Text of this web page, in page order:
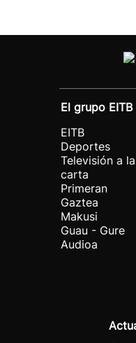
El grupo EITB
EITB
Deportes
Televisión a la
carta
Primeran
Gaztea
Makusi
Guau - Gure
Audioa